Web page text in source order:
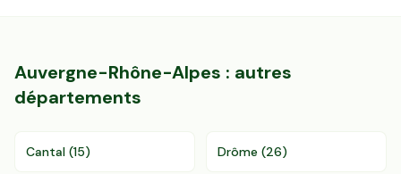
Auvergne-Rhône-Alpes : autres
départements
Cantal (15) Drôme (26)